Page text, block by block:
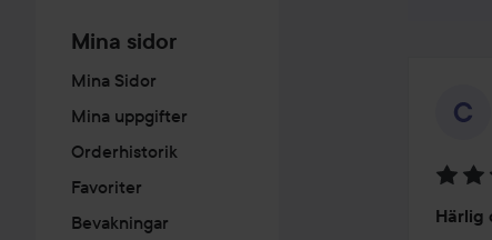
Mina sidor
Mina Sidor
Mina uppgifter
Orderhistorik
Favoriter
Bevakningar
5
Härlig